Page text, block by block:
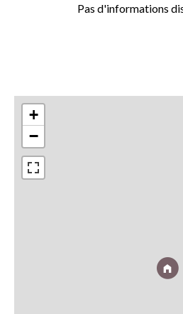
Pas d'informations
+
−